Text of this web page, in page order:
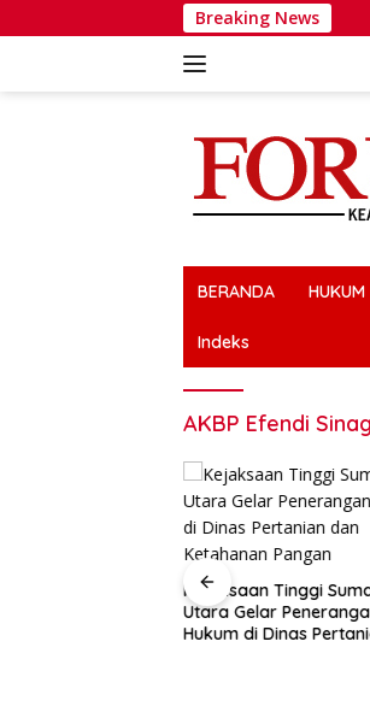
ke
Breaking News
BERANDA HUKUM
Indeks
AKBP Efendi
Kejaksaan Tinggi
Utara Gelar
Hukum di Dinas